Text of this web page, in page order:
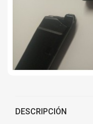
DESCRIPCIÓN